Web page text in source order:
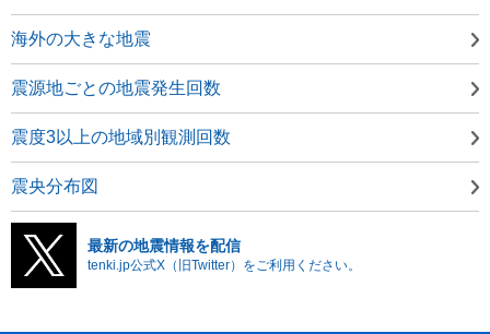
海外の大きな地震
震源地ごとの地震発生回数
震度3以上の地域別観測回数
震央分布図
最新の地震情報を配信
tenki.jp公式X（旧Twitter）をご利用ください。